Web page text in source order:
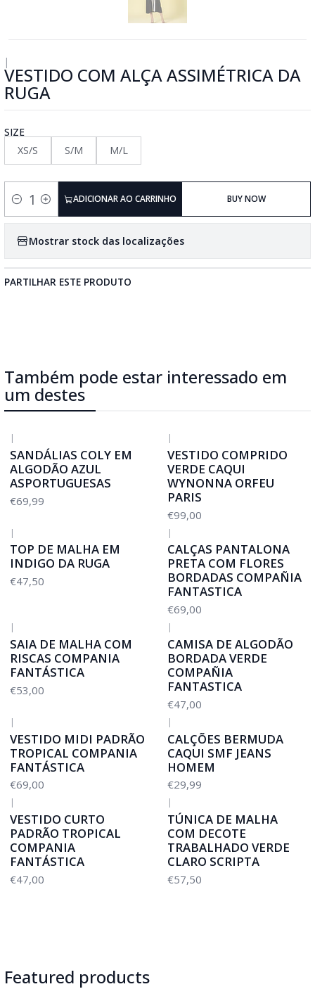
|
VESTIDO COM ALÇA ASSIMÉTRICA DA
RUGA
SIZE
XS/S
S/M M/L
Quantidade
ADICIONAR AO CARRINHO BUY NOW
Mostrar stock das localizações
PARTILHAR ESTE PRODUTO
Também pode estar interessado em
um destes
|
SANDÁLIAS COLY EM
ALGODÃO AZUL
ASPORTUGUESAS
€69,99
|
VESTIDO COMPRIDO
VERDE CAQUI
WYNONNA ORFEU
PARIS
€99,00
|
TOP DE MALHA EM
INDIGO DA RUGA
€47,50
|
CALÇAS PANTALONA
PRETA COM FLORES
BORDADAS COMPAÑIA
FANTASTICA
€69,00
|
SAIA DE MALHA COM
RISCAS COMPANIA
FANTÁSTICA
€53,00
|
CAMISA DE ALGODÃO
BORDADA VERDE
COMPAÑIA
FANTASTICA
€47,00
|
VESTIDO MIDI PADRÃO
TROPICAL COMPANIA
FANTÁSTICA
€69,00
|
CALÇÕES BERMUDA
CAQUI SMF JEANS
HOMEM
€29,99
|
VESTIDO CURTO
PADRÃO TROPICAL
COMPANIA
FANTÁSTICA
€47,00
|
TÚNICA DE MALHA
COM DECOTE
TRABALHADO VERDE
CLARO SCRIPTA
€57,50
Featured products